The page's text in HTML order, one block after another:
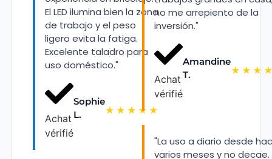
El LED ilumina bien la zona
de trabajo y el peso
ligero evita la fatiga.
Excelente taladro para
uso doméstico."
Achat
vérifié
Sophie
L.
★ ★ ★ ★ ★
no me arrepiento de la
inversión."
Achat
vérifié
Amandine
T.
★ ★ ★
"La uso a diario desde
varios meses y no decae.